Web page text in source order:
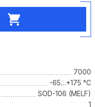
7000
-65…+175 °С
SOD-106 (MELF)
1